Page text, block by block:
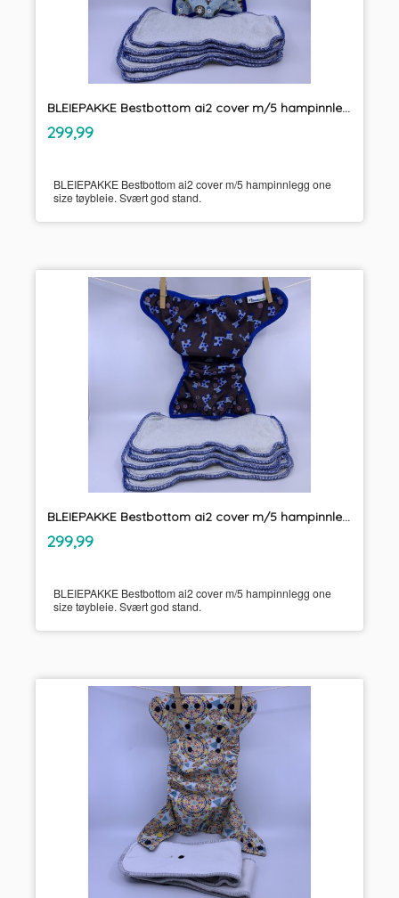
BLEIEPAKKE Bestbottom ai2 cover m/5 hampinnlegg one size tøybleie
Pris
299,99
BLEIEPAKKE Bestbottom ai2 cover m/5 hampinnlegg one
size tøybleie. Svært god stand.
BLEIEPAKKE Bestbottom ai2 cover m/5 hampinnlegg one size tøybleie
Pris
299,99
BLEIEPAKKE Bestbottom ai2 cover m/5 hampinnlegg one
size tøybleie. Svært god stand.